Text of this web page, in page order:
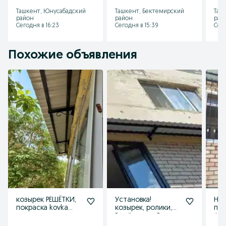
перила навес
Ташкент, Юнусабадский
район
Сегодня в 16:23
лексан
Ташкент, Бектемирский
район
Сегодня в 15:39
Похожие объявления
козырек РЕШЁТКИ,
покраска kovka
Установка!
козырек, ролики,
Решётки на Окна.